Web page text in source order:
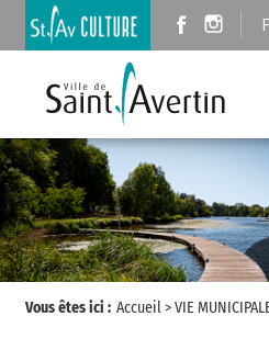
Vous êtes ici : Accueil>VIE